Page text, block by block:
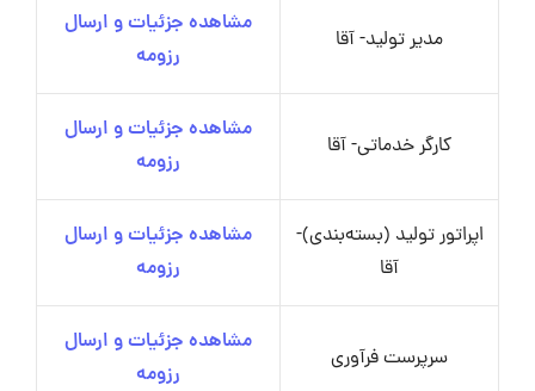
مدیر تولید- آقا
مشاهده جزئیات و ارسال
رزومه
کارگر خدماتی- آقا
مشاهده جزئیات و ارسال
رزومه
اپراتور تولید (بسته‌بندی)-
آقا
مشاهده جزئیات و ارسال
رزومه
سرپرست فرآوری
مشاهده جزئیات و ارسال
رزومه